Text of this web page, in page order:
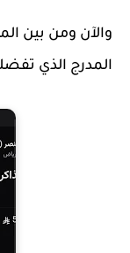
والآن ومن بين
المدرج الذي